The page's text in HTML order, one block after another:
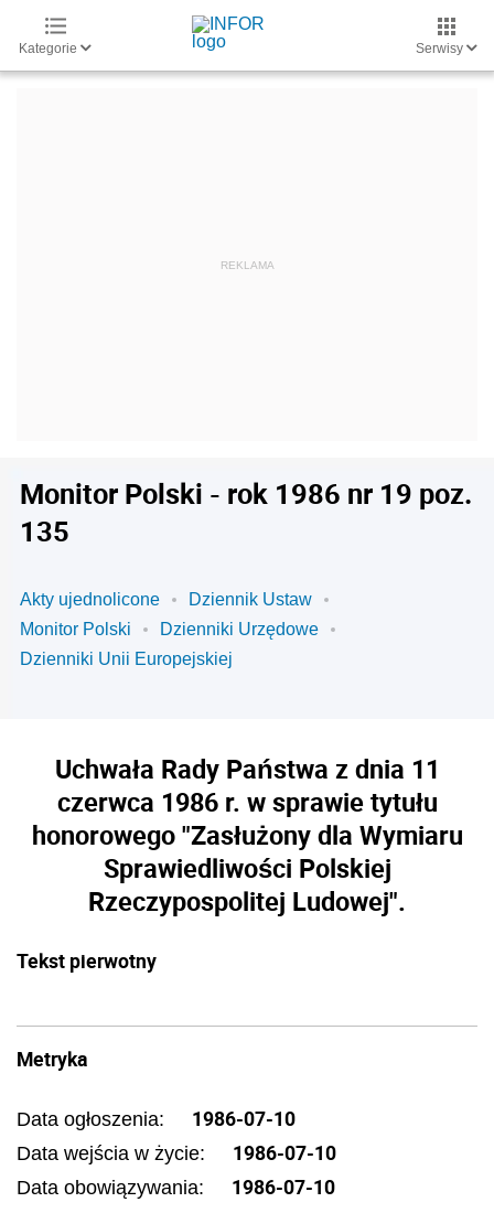
Kategorie Serwisy
Monitor Polski - rok 1986 nr 19 poz.
135
Akty ujednolicone
Dziennik Ustaw
Monitor Polski
Dzienniki Urzędowe
Dzienniki Unii Europejskiej
Uchwała Rady Państwa z dnia 11
czerwca 1986 r. w sprawie tytułu
honorowego "Zasłużony dla Wymiaru
Sprawiedliwości Polskiej
Rzeczypospolitej Ludowej".
Tekst pierwotny
Metryka
Data ogłoszenia: 1986-07-10
Data wejścia w życie: 1986-07-10
Data obowiązywania: 1986-07-10